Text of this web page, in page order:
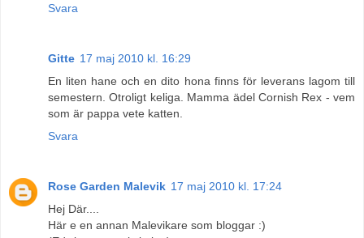
Svara
Gitte 17 maj 2010 kl. 16:29
En liten hane och en dito hona finns för leverans lagom till
semestern. Otroligt keliga. Mamma ädel Cornish Rex - vem
som är pappa vete katten.
Svara
Rose Garden Malevik 17 maj 2010 kl. 17:24
Hej Där....
Här e en annan Malevikare som bloggar :)